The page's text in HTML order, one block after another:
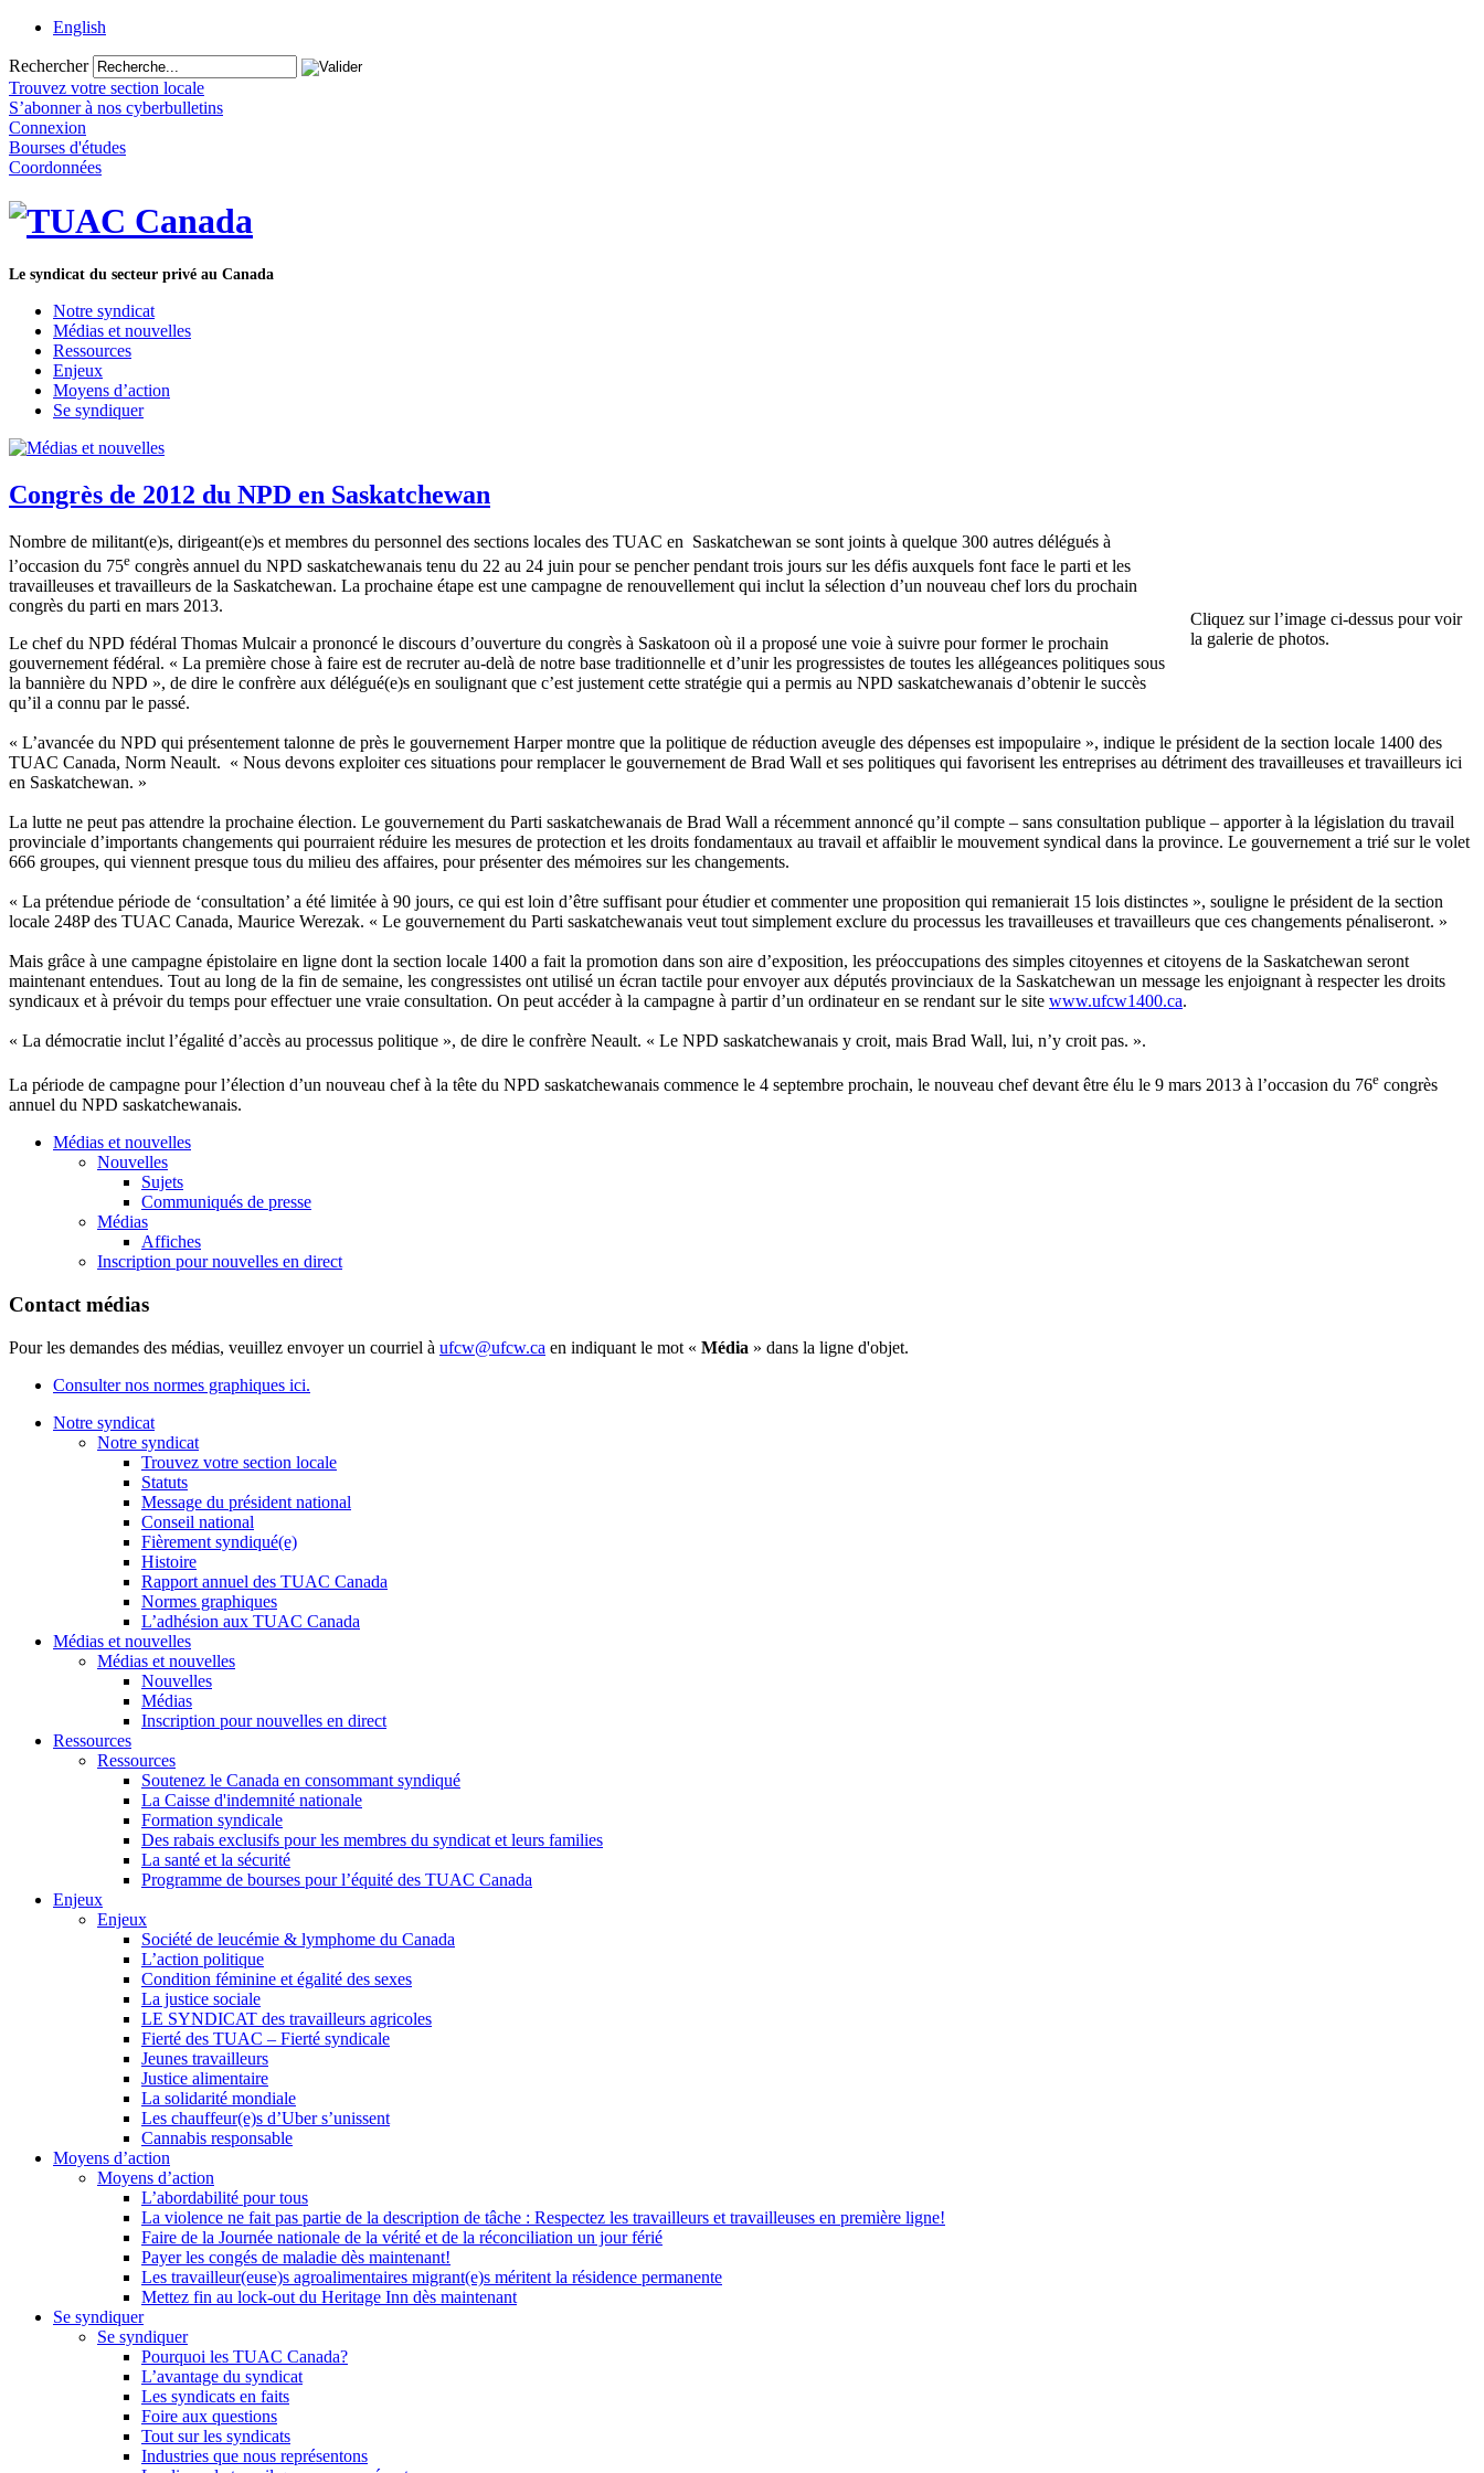
English
Rechercher
Trouvez votre section locale
S’abonner à nos cyberbulletins
Connexion
Bourses d'études
Coordonnées
Le syndicat du secteur privé au Canada
Notre syndicat
Médias et nouvelles
Ressources
Enjeux
Moyens d’action
Se syndiquer
Congrès de 2012 du NPD en Saskatchewan
Cliquez sur l’image ci-dessus pour voir
la galerie de photos.
Nombre de militant(e)s, dirigeant(e)s et membres du personnel des sections locales des TUAC en Saskatchewan se sont joints à quelque 300 autres délégués à
l’occasion du 75e congrès annuel du NPD saskatchewanais tenu du 22 au 24 juin pour se pencher pendant trois jours sur les défis auxquels font face le parti et les
travailleuses et travailleurs de la Saskatchewan. La prochaine étape est une campagne de renouvellement qui inclut la sélection d’un nouveau chef lors du prochain
congrès du parti en mars 2013.
Le chef du NPD fédéral Thomas Mulcair a prononcé le discours d’ouverture du congrès à Saskatoon où il a proposé une voie à suivre pour former le prochain
gouvernement fédéral. « La première chose à faire est de recruter au-delà de notre base traditionnelle et d’unir les progressistes de toutes les allégeances politiques sous
la bannière du NPD », de dire le confrère aux délégué(e)s en soulignant que c’est justement cette stratégie qui a permis au NPD saskatchewanais d’obtenir le succès
qu’il a connu par le passé.
« L’avancée du NPD qui présentement talonne de près le gouvernement Harper montre que la politique de réduction aveugle des dépenses est impopulaire », indique le président de la section locale 1400 des
TUAC Canada, Norm Neault. « Nous devons exploiter ces situations pour remplacer le gouvernement de Brad Wall et ses politiques qui favorisent les entreprises au détriment des travailleuses et travailleurs ici
en Saskatchewan. »
La lutte ne peut pas attendre la prochaine élection. Le gouvernement du Parti saskatchewanais de Brad Wall a récemment annoncé qu’il compte – sans consultation publique – apporter à la législation du travail
provinciale d’importants changements qui pourraient réduire les mesures de protection et les droits fondamentaux au travail et affaiblir le mouvement syndical dans la province. Le gouvernement a trié sur le volet
666 groupes, qui viennent presque tous du milieu des affaires, pour présenter des mémoires sur les changements.
« La prétendue période de ‘consultation’ a été limitée à 90 jours, ce qui est loin d’être suffisant pour étudier et commenter une proposition qui remanierait 15 lois distinctes », souligne le président de la section
locale 248P des TUAC Canada, Maurice Werezak. « Le gouvernement du Parti saskatchewanais veut tout simplement exclure du processus les travailleuses et travailleurs que ces changements pénaliseront. »
Mais grâce à une campagne épistolaire en ligne dont la section locale 1400 a fait la promotion dans son aire d’exposition, les préoccupations des simples citoyennes et citoyens de la Saskatchewan seront
maintenant entendues. Tout au long de la fin de semaine, les congressistes ont utilisé un écran tactile pour envoyer aux députés provinciaux de la Saskatchewan un message les enjoignant à respecter les droits
syndicaux et à prévoir du temps pour effectuer une vraie consultation. On peut accéder à la campagne à partir d’un ordinateur en se rendant sur le site www.ufcw1400.ca.
« La démocratie inclut l’égalité d’accès au processus politique », de dire le confrère Neault. « Le NPD saskatchewanais y croit, mais Brad Wall, lui, n’y croit pas. ».
La période de campagne pour l’élection d’un nouveau chef à la tête du NPD saskatchewanais commence le 4 septembre prochain, le nouveau chef devant être élu le 9 mars 2013 à l’occasion du 76e congrès
annuel du NPD saskatchewanais.
Médias et nouvelles
Nouvelles
Sujets
Communiqués de presse
Médias
Affiches
Inscription pour nouvelles en direct
Contact médias
Pour les demandes des médias, veuillez envoyer un courriel à ufcw@ufcw.ca en indiquant le mot « Média » dans la ligne d'objet.
Consulter nos normes graphiques ici.
Notre syndicat
Notre syndicat
Trouvez votre section locale
Statuts
Message du président national
Conseil national
Fièrement syndiqué(e)
Histoire
Rapport annuel des TUAC Canada
Normes graphiques
L’adhésion aux TUAC Canada
Médias et nouvelles
Médias et nouvelles
Nouvelles
Médias
Inscription pour nouvelles en direct
Ressources
Ressources
Soutenez le Canada en consommant syndiqué
La Caisse d'indemnité nationale
Formation syndicale
Des rabais exclusifs pour les membres du syndicat et leurs families
La santé et la sécurité
Programme de bourses pour l’équité des TUAC Canada
Enjeux
Enjeux
Société de leucémie & lymphome du Canada
L’action politique
Condition féminine et égalité des sexes
La justice sociale
LE SYNDICAT des travailleurs agricoles
Fierté des TUAC – Fierté syndicale
Jeunes travailleurs
Justice alimentaire
La solidarité mondiale
Les chauffeur(e)s d’Uber s’unissent
Cannabis responsable
Moyens d’action
Moyens d’action
L’abordabilité pour tous
La violence ne fait pas partie de la description de tâche : Respectez les travailleurs et travailleuses en première ligne!
Faire de la Journée nationale de la vérité et de la réconciliation un jour férié
Payer les congés de maladie dès maintenant!
Les travailleur(euse)s agroalimentaires migrant(e)s méritent la résidence permanente
Mettez fin au lock-out du Heritage Inn dès maintenant
Se syndiquer
Se syndiquer
Pourquoi les TUAC Canada?
L’avantage du syndicat
Les syndicats en faits
Foire aux questions
Tout sur les syndicats
Industries que nous représentons